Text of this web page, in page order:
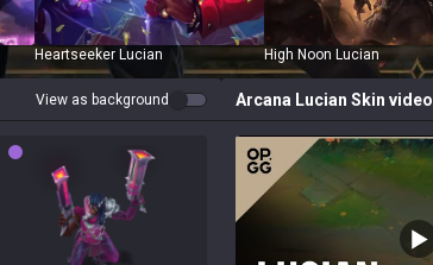
Heartseeker Lucian High Noon Lucian
View as background Arcana Lucian Skin video